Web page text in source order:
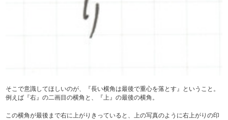
そこで意識してほしいのが、『長い横角は最後で重心を落とす』ということ。
例えば『右』の二画目の横角と、『上』の最後の横角。
この横角が最後まで右に上がりきっていると、上の写真のように右上がりの印